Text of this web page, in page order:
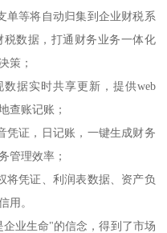
单等将自动归集到企业财税系
数据，打通财务业务一体化
策；
据实时共享更新，提供web
查账记账；
凭证，日记账，一键生成财务
管理效率；
将凭证、利润表数据、资产负
用。
业生命"的信念，得到了市场